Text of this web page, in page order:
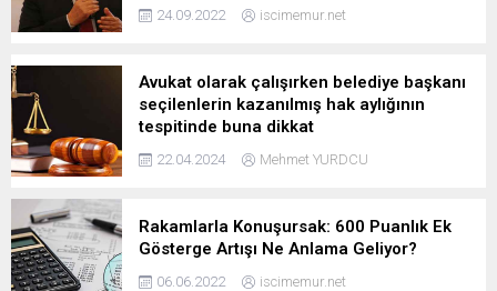
24.09.2022 iscimemur.net
Avukat olarak çalışırken belediye başkanı
seçilenlerin kazanılmış hak aylığının
tespitinde buna dikkat
22.04.2024 Mehmet YURDCU
Rakamlarla Konuşursak: 600 Puanlık Ek
Gösterge Artışı Ne Anlama Geliyor?
06.06.2022 iscimemur.net